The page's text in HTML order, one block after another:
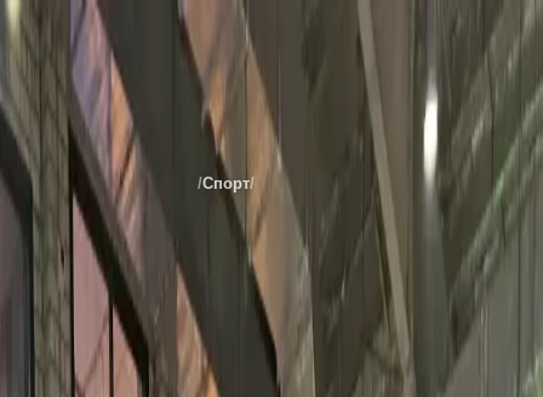
Турба картинг холл
Места Екатеринбурга /Спорт/ Картинги Все фото ·
КАРТИНГИ
Турба картинг холл
Инновационная ул., 8
19 просмотров